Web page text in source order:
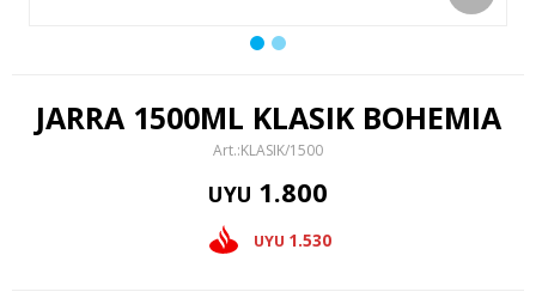
JARRA 1500ML KLASIK BOHEMIA
KLASIK/1500
UYU 1.800
UYU 1.530